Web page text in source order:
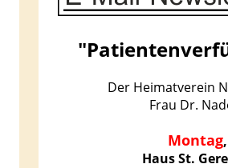
Der Heimatverein
Frau Dr.
Montag
Haus St.